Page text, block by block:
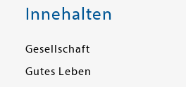
Innehalten
Gesellschaft
Gutes Leben